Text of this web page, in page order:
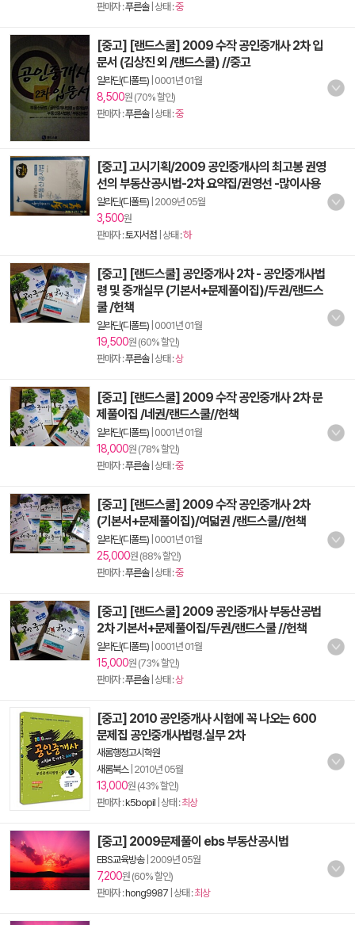
판매자 :푸른솔| 상태 :중
[중고] [랜드스쿨] 2009 수작 공인중개사 2차 입
문서 (김상진 외 /랜드스쿨) //중고
알라딘(디폴트) 0001년 01월
8,500원 (70% 할인)
판매자 :푸른솔| 상태 :중
[중고] 고시기획/2009 공인중개사의 최고봉 권영
선의 부동산공시법-2차 요약집/권영선 -많이사용
알라딘(디폴트) 2009년 05월
3,500원
판매자 :토지서점 | 상태 :하
[중고] [랜드스쿨] 공인중개사 2차 - 공인중개사법
령 및 중개실무 (기본서+문제풀이집)/두권/랜드스
쿨 /헌책
알라딘(디폴트) 0001년 01월
19,500원 (60% 할인)
판매자 :푸른솔| 상태 :상
[중고] [랜드스쿨] 2009 수작 공인중개사 2차 문
제풀이집 /네권/랜드스쿨//헌책
알라딘(디폴트) 0001년 01월
18,000원 (78% 할인)
판매자 :푸른솔| 상태 :중
[중고] [랜드스쿨] 2009 수작 공인중개사 2차
(기본서+문제풀이집)/여덟권 /랜드스쿨//헌책
알라딘(디폴트) 0001년 01월
25,000원 (88% 할인)
판매자 :푸른솔| 상태 :중
[중고] [랜드스쿨] 2009 공인중개사 부동산공법
2차 기본서+문제풀이집/두권/랜드스쿨 //헌책
알라딘(디폴트) 0001년 01월
15,000원 (73% 할인)
판매자 :푸른솔| 상태 :상
[중고] 2010 공인중개사 시험에 꼭 나오는 600
문제집 공인중개사법령.실무 2차
새롬행정고시학원
새롬북스| 2010년 05월
13,000원 (43% 할인)
판매자 :k5bopil | 상태 :최상
[중고] 2009문제풀이 ebs 부동산공시법
EBS교육방송| 2009년 05월
7,200원 (60% 할인)
판매자 :hong9987 | 상태 :최상